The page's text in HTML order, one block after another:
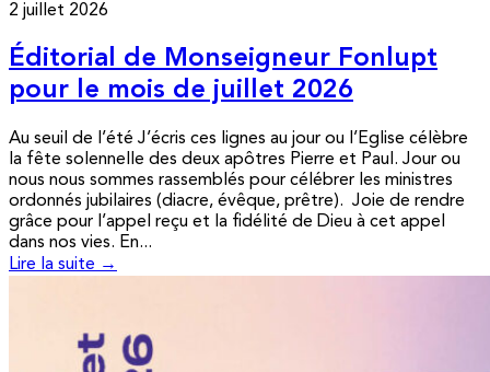
2 juillet 2026
Éditorial de Monseigneur Fonlupt
pour le mois de juillet 2026
Au seuil de l’été J’écris ces lignes au jour ou l’Eglise célèbre
la fête solennelle des deux apôtres Pierre et Paul. Jour ou
nous nous sommes rassemblés pour célébrer les ministres
ordonnés jubilaires (diacre, évêque, prêtre). Joie de rendre
grâce pour l’appel reçu et la fidélité de Dieu à cet appel
dans nos vies. En...
Lire la suite →